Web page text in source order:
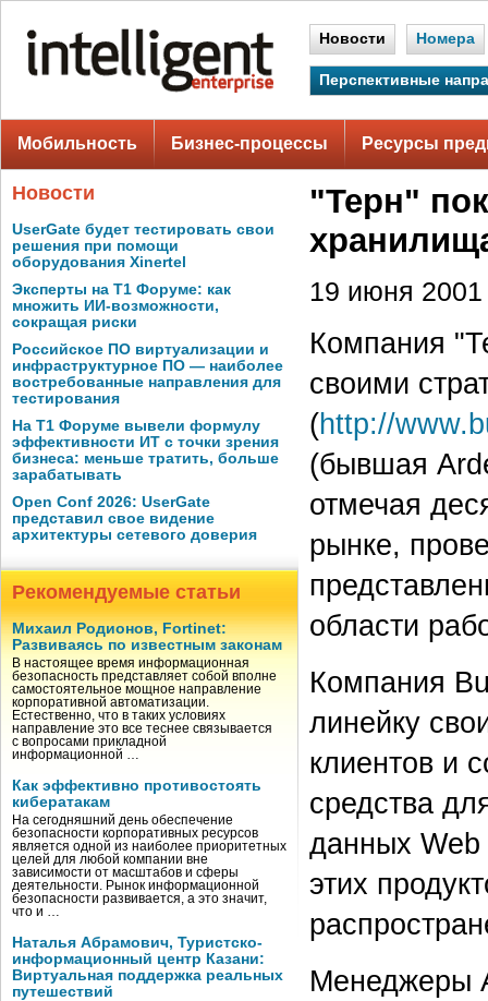
Новости Номера
Перспективные
Мобильность Бизнес-процессы Ресурсы
Новости
UserGate будет тестировать свои
решения при помощи
оборудования Xinertel
Эксперты на Т1 Форуме: как
множить ИИ-возможности,
сокращая риски
Российское ПО виртуализации и
инфраструктурное ПО — наиболее
востребованные направления для
тестирования
На Т1 Форуме вывели формулу
эффективности ИТ с точки зрения
бизнеса: меньше тратить, больше
зарабатывать
Open Conf 2026: UserGate
представил свое видение
архитектуры сетевого доверия
Рекомендуемые статьи
Михаил Родионов, Fortinet:
Развиваясь по известным законам
В настоящее время информационная
безопасность представляет собой вполне
самостоятельное мощное направление
корпоративной автоматизации.
Естественно, что в таких условиях
направление это все теснее связывается
с вопросами прикладной
информационной …
Как эффективно противостоять
кибератакам
На сегодняшний день обеспечение
безопасности корпоративных ресурсов
является одной из наиболее приоритетных
целей для любой компании вне
зависимости от масштабов и сферы
деятельности. Рынок информационной
безопасности развивается, а это значит,
что и …
Наталья Абрамович, Туристско-
информационный центр Казани:
Виртуальная поддержка реальных
путешествий
"Терн"
19 июня 2001
Компания
своими
(http://
(бывшая
отмечая
рынке,
области
Компания
линейку
клиентов и
средства
данных
этих
Менеджеры